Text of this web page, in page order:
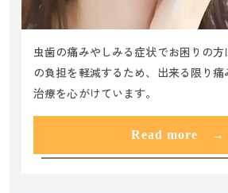
虫歯の痛みやしみる症状でお困りの
の負担を軽減するため、出来る限り
治療を心がけています。
Read more →